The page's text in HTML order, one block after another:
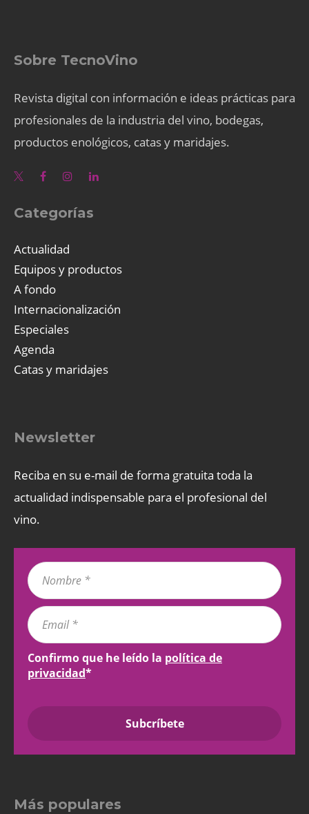
Sobre TecnoVino
Revista digital con información e ideas prácticas para
profesionales de la industria del vino, bodegas,
productos enológicos, catas y maridajes.
Categorías
Actualidad
Equipos y productos
A fondo
Internacionalización
Especiales
Agenda
Catas y maridajes
Newsletter
Reciba en su e-mail de forma gratuita toda la
actualidad indispensable para el profesional del
vino.
Confirmo que he leído la política de
privacidad*
Más populares